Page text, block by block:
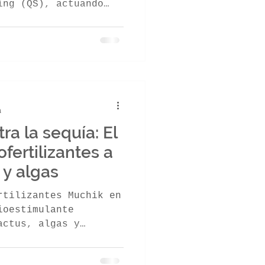
(QS), actuando
logrando
la sequía: El
a
algas
Muchik en
algas y